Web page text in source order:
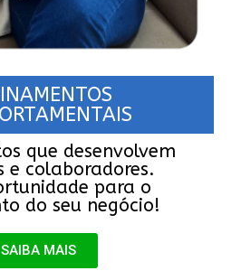
que desenvolvem
e colaboradores.
para o
do seu negócio!
SAIBA MAIS